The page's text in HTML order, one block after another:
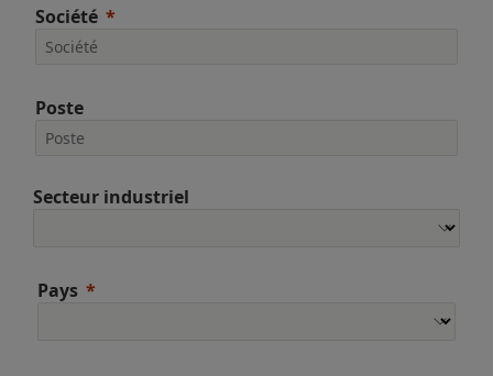
Société
Poste
Secteur industriel
Pays